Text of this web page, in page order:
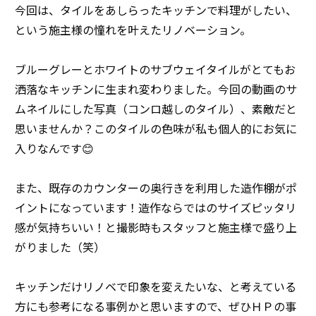
今回は、タイルをあしらったキッチンで料理がしたい、
という施主様の憧れを叶えたリノベーション。
ブルーグレーとホワイトのサブウェイタイルがとてもお
洒落なキッチンに生まれ変わりました。今回の動画のサ
ムネイルにした写真（コンロ越しのタイル）、素敵だと
思いませんか？このタイルの色味が私も個人的にお気に
入りなんです😊
また、既存のカウンターの奥行きを利用した造作棚がポ
イントになっています！造作ならではのサイズピッタリ
感が気持ちいい！と撮影時もスタッフと施主様で盛り上
がりました（笑）
キッチンだけリノベで印象を変えたいな、と考えている
方にも参考になる事例かと思いますので、ぜひＨＰの事